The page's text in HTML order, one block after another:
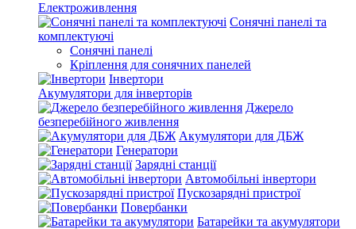
Електроживлення
Сонячні панелі та
комплектуючі
Сонячні панелі
Кріплення для сонячних панелей
Інвертори
Акумулятори для інверторів
Джерело
безперебійного живлення
Акумулятори для ДБЖ
Генератори
Зарядні станції
Автомобільні інвертори
Пускозарядні пристрої
Повербанки
Батарейки та акумулятори